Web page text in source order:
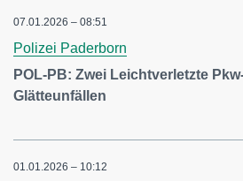
07.01.2026 – 08:51
Polizei Paderborn
POL-PB: Zwei Leichtverletzte
Glätteunfällen
01.01.2026 – 10:12